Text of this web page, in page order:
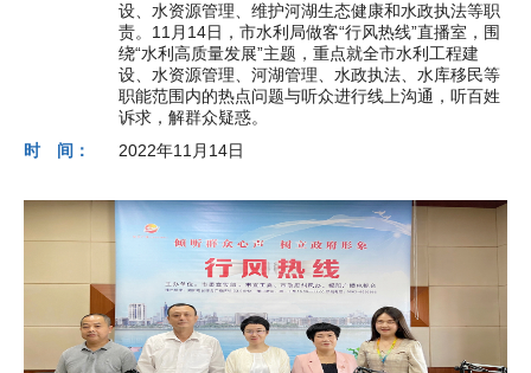
设、水资源管理、维护河湖生态健康和水政执法等职
责。11月14日，市水利局做客“行风热线”直播室，围
绕“水利高质量发展”主题，重点就全市水利工程建
设、水资源管理、河湖管理、水政执法、水库移民等
职能范围内的热点问题与听众进行线上沟通，听百姓
诉求，解群众疑惑。
时 间：
2022年11月14日